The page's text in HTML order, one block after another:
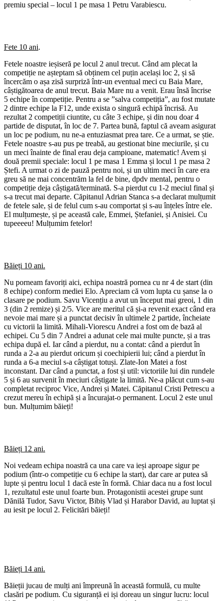
premiu special – locul 1 pe masa 1 Petru Varabiescu.
Fete 10 ani.
Fetele noastre ieșiseră pe locul 2 anul trecut. Când am plecat la
competiție ne așteptam să obținem cel puțin același loc 2, și să
încercăm o așa zisă surpriză într-un eventual meci cu Baia Mare,
câștigătoarea de anul trecut. Baia Mare nu a venit. Erau însă încrise
5 echipe în competiție. Pentru a se ”salva competiția”, au fost mutate
2 dintre echipe la F12, unde exista o singură echipă încrisă. Au
rezultat 2 competiții ciuntite, cu câte 3 echipe, și din nou doar 4
partide de disputat, în loc de 7. Partea bună, faptul că aveam asigurat
un loc pe podium, nu ne-a entuziasmat prea tare. Ce a urmat, se știe.
Fetele noastre s-au pus pe treabă, au gestionat bine meciurile, și cu
un meci înainte de final erau deja campioane, matematic! Avem și
două premii speciale: locul 1 pe masa 1 Emma și locul 1 pe masa 2
Ștefi. A urmat o zi de pauză pentru noi, și un ultim meci în care era
greu să ne mai concentrăm la fel de bine, dpdv mental, pentru o
competiție deja câștigată/terminată. S-a pierdut cu 1-2 meciul final și
s-a trecut mai departe. Căpitanul Adrian Stanca s-a declarat mulțumit
de fetele sale, și de felul cum s-au comportat și s-au înțeles între ele.
El mulțumește, și pe această cale, Emmei, Ștefaniei, și Anisiei. Cu
tupeeeeu! Mulțumim fetelor!
Băieți 10 ani.
Nu porneam favoriți aici, echipa noastră pornea cu nr 4 de start (din
8 echipe) conform mediei Elo. Apreciam că vom lupta cu șanse la o
clasare pe podium. Savu Vicențiu a avut un început mai greoi, 1 din
3 (din 2 remize) și 2/5. Vice are meritul că și-a revenit exact când era
nevoie mai mare și a punctat decisiv în ultimele 2 partide, încheiate
cu victorii la limită. Mihali-Viorescu Andrei a fost om de bază al
echipei. Cu 5 din 7 Andrei a adunat cele mai multe puncte, și a tras
echipa după el. Iar când a pierdut, nu a contat: când a pierdut în
runda a 2-a au pierdut oricum și coechipierii lui; când a pierdut în
runda a 6-a meciul s-a câștigat totuși. Zlate-Ion Matei a fost
inconstant. Dar când a punctat, a fost și util: victoriile lui din rundele
5 și 6 au survenit în meciuri câștigate la limită. Ne-a plăcut cum s-au
completat reciproc Vice, Andrei și Matei. Căpitanul Cristi Petrescu a
crezut mereu în echipă și a încurajat-o permanent. Locul 2 este unul
bun. Mulțumim băieți!
Băieți 12 ani.
Noi vedeam echipa noastră ca una care va ieși aproape sigur pe
podium (într-o competiție cu 6 echipe la start), dar care ar putea să
lupte și pentru locul 1 dacă este în formă. Chiar daca nu a fost locul
1, rezultatul este unul foarte bun. Protagonistii acestei grupe sunt
Dănilă Tudor, Savu Victor, Bibiș Vlad și Harabor David, au luptat și
au iesit pe locul 2. Felicitări băieți!
Băieți 14 ani.
Băieții jucau de mulți ani împreună în această formulă, cu multe
clasări pe podium. Cu siguranță ei iși doreau un singur lucru: locul